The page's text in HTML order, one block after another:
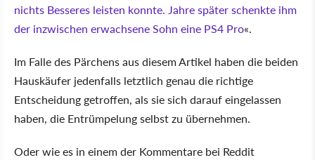
nichts Besseres leisten konnte. Jahre später schenkte ihm
der inzwischen erwachsene Sohn eine PS4 Pro .
Im Falle des Pärchens aus diesem Artikel haben die beiden
Hauskäufer jedenfalls letztlich genau die richtige
Entscheidung getroffen, als sie sich darauf eingelassen
haben, die Entrümpelung selbst zu übernehmen.
Oder wie es in einem der Kommentare bei Reddit